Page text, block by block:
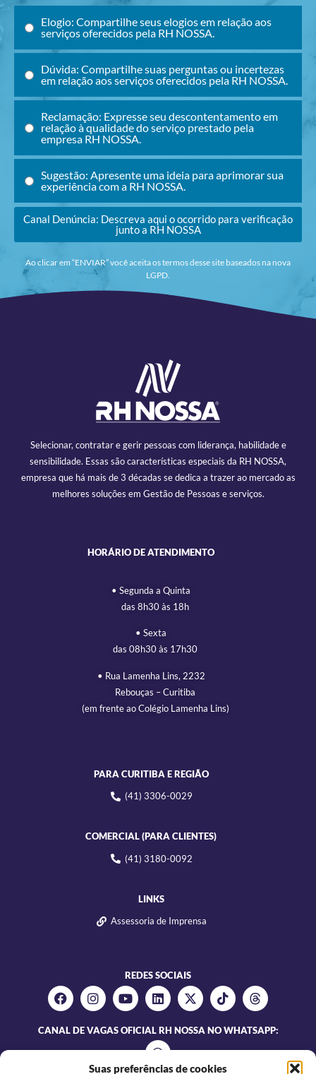
Suas preferências de cookies
Elogio: Compartilhe seus elogios em relação aos
serviços oferecidos pela RH NOSSA.
Dúvida: Compartilhe suas perguntas ou incertezas
em relação aos serviços oferecidos pela RH NOSSA.
Reclamação: Expresse seu descontentamento em
relação à qualidade do serviço prestado pela
empresa RH NOSSA.
Sugestão: Apresente uma ideia para aprimorar sua
experiência com a RH NOSSA.
Canal Denúncia: Descreva aqui o ocorrido para verificação
junto a RH NOSSA
Ao clicar em “ENVIAR” você aceita os termos desse site baseados na nova
LGPD.
Selecionar, contratar e gerir pessoas com liderança, habilidade e
sensibilidade. Essas são características especiais da RH NOSSA,
empresa que há mais de 3 décadas se dedica a trazer ao mercado as
melhores soluções em Gestão de Pessoas e serviços.
HORÁRIO DE ATENDIMENTO
• Segunda a Quinta
das 8h30 às 18h
• Sexta
das 08h30 às 17h30
• Rua Lamenha Lins, 2232
Rebouças – Curitiba
(em frente ao Colégio Lamenha Lins)
PARA CURITIBA E REGIÃO
(41) 3306-0029
COMERCIAL (PARA CLIENTES)
(41) 3180-0092
LINKS
Assessoria de Imprensa
REDES SOCIAIS
CANAL DE VAGAS OFICIAL RH NOSSA NO WHATSAPP: